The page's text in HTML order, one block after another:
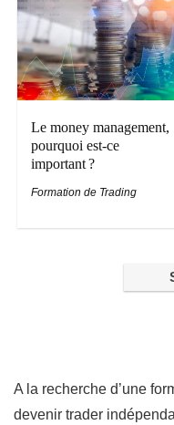
Le money management,
pourquoi est-ce
important ?
Formation de Trading
A la recherche d’une
devenir trader